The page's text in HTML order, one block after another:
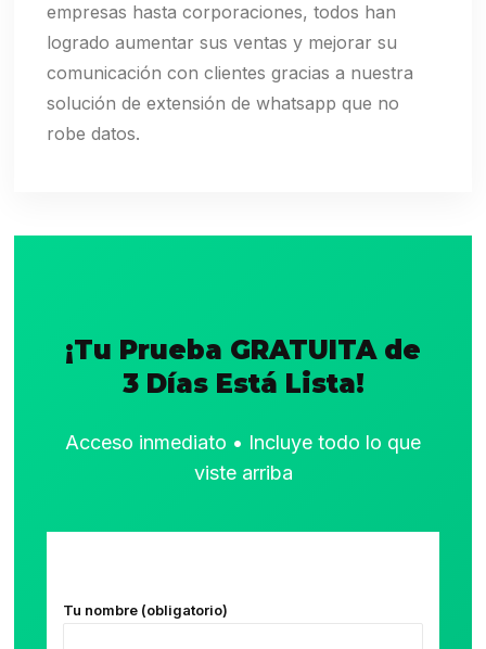
empresas hasta corporaciones, todos han
logrado aumentar sus ventas y mejorar su
comunicación con clientes gracias a nuestra
solución de extensión de whatsapp que no
robe datos.
¡Tu Prueba GRATUITA de
3 Días Está Lista!
Acceso inmediato • Incluye todo lo que
viste arriba
Tu nombre (obligatorio)